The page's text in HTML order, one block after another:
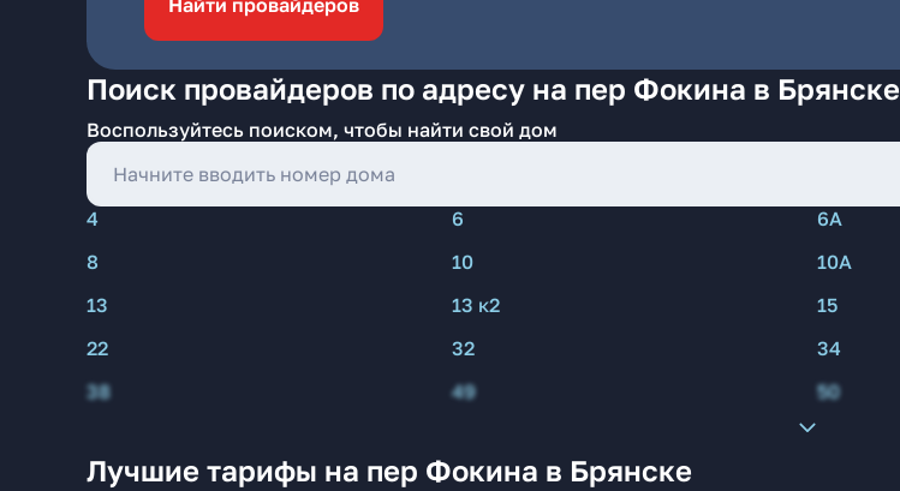
Найти провайдеров
Поиск провайдеров по адресу на пер Фокина в Брянске
Воспользуйтесь поиском, чтобы найти свой дом
4 6 6А
8
10 10А
13
13 к2 15
22
32 34
38
49 50
Лучшие тарифы на пер Фокина в Брянске